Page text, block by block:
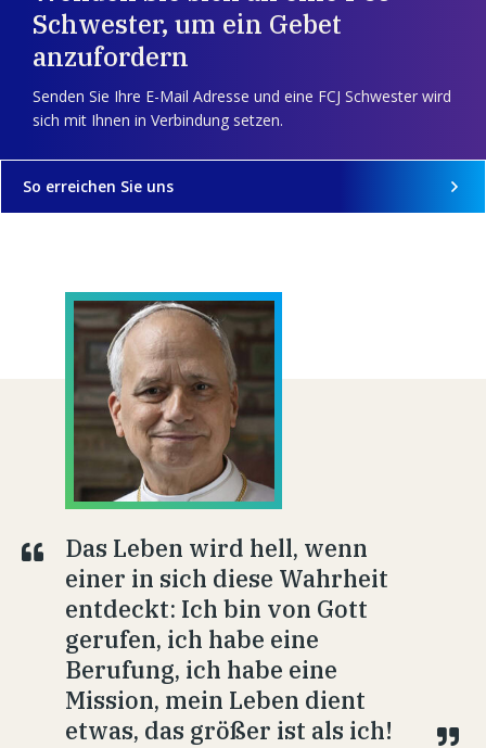
Schwester, um ein Gebet
anzufordern
Senden Sie Ihre E-Mail Adresse und eine FCJ Schwester wird
sich mit Ihnen in Verbindung setzen.
So erreichen Sie uns
Das Leben wird hell, wenn
einer in sich diese Wahrheit
entdeckt: Ich bin von Gott
gerufen, ich habe eine
Berufung, ich habe eine
Mission, mein Leben dient
etwas, das größer ist als ich!